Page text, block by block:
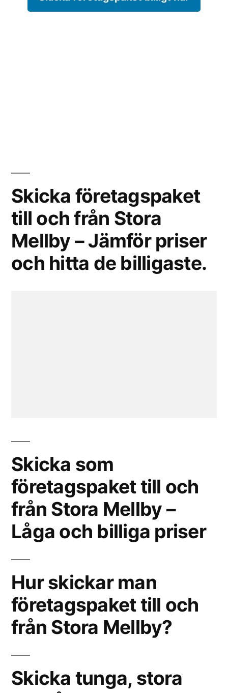
Skicka företagspaket
till och från Stora
Mellby – Jämför priser
och hitta de billigaste.
Skicka som
företagspaket till och
från Stora Mellby –
Låga och billiga priser
Hur skickar man
företagspaket till och
från Stora Mellby?
Skicka tunga, stora